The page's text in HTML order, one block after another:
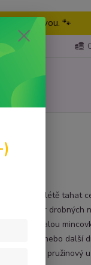
tu pravou. 🐾
sebou v létě tahat
jen pár drobných
malou
na rty, nebo další
se na pružinový